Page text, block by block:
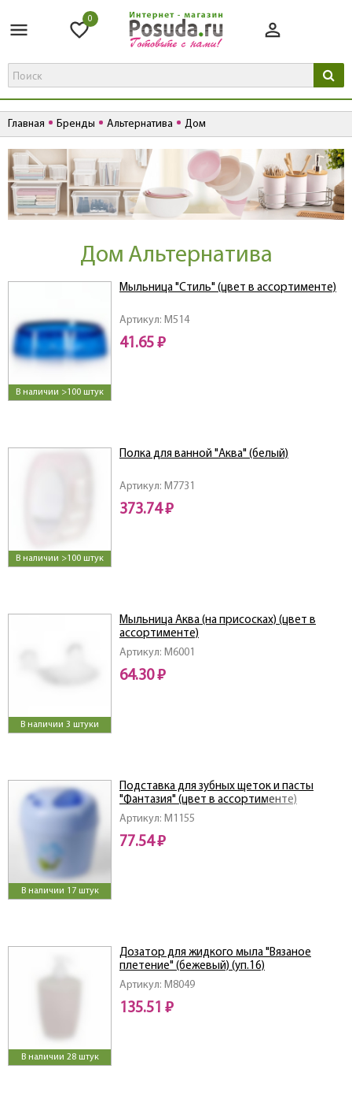
0
Главная Бренды Альтернатива Дом
Дом Альтернатива
В наличии >100 штук
Артикул: M514
Мыльница "Стиль" (цвет в ассортименте)
41.65 ₽
В наличии >100 штук
Артикул: M7731
Полка для ванной "Аква" (белый)
373.74 ₽
В наличии 3 штуки
Артикул: M6001
Мыльница Аква (на присосках) (цвет в
ассортименте)
64.30 ₽
В наличии 17 штук
Артикул: M1155
Подставка для зубных щеток и пасты
"Фантазия" (цвет в ассортименте)
77.54 ₽
В наличии 28 штук
Артикул: M8049
Дозатор для жидкого мыла "Вязаное
плетение" (бежевый) (уп.16)
135.51 ₽